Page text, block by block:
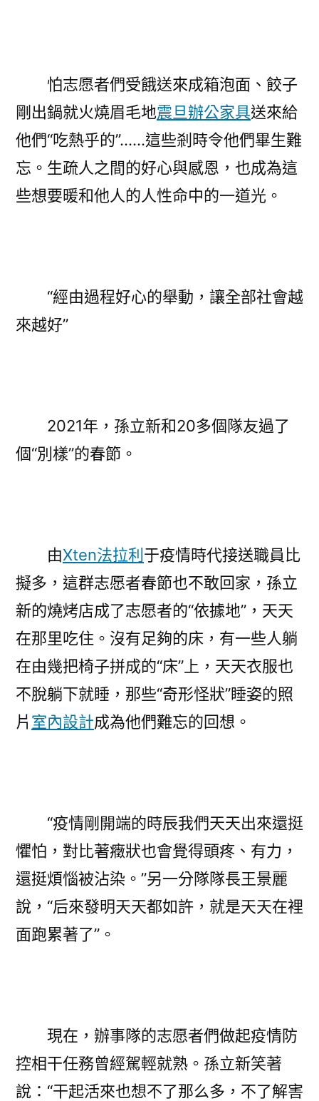
怕志愿者們受餓送來成箱泡面、餃子
剛出鍋就火燒眉毛地震旦辦公家具送來給
他們“吃熱乎的”……這些剎時令他們畢生難
忘。生疏人之間的好心與感恩，也成為這
些想要暖和他人的人性命中的一道光。
“經由過程好心的舉動，讓全部社會越
來越好”
2021年，孫立新和20多個隊友過了
個“別樣”的春節。
由Xten法拉利 于疫情時代接送職員比
擬多，這群志愿者春節也不敢回家，孫立
新的燒烤店成了志愿者的“依據地”，天天
在那里吃住。沒有足夠的床，有一些人躺
在由幾把椅子拼成的“床”上，天天衣服也
不脫躺下就睡，那些“奇形怪狀”睡姿的照
片 室內設計成為他們難忘的回想。
“疫情剛開端的時辰我們天天出來還挺
懼怕，對比著癥狀也會覺得頭疼、有力，
還挺煩惱被沾染。”另一分隊隊長王景麗
說，“后來發明天天都如許，就是天天在裡
面跑累著了”。
現在，辦事隊的志愿者們做起疫情防
控相干任務曾經駕輕就熟。孫立新笑著
說：“干起活來也想不了那么多，不了解害